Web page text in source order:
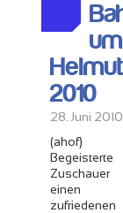
2010
28. Juni 2010,
(ahof)
Begeisterte
Zuschauer
einen
zufriedenen